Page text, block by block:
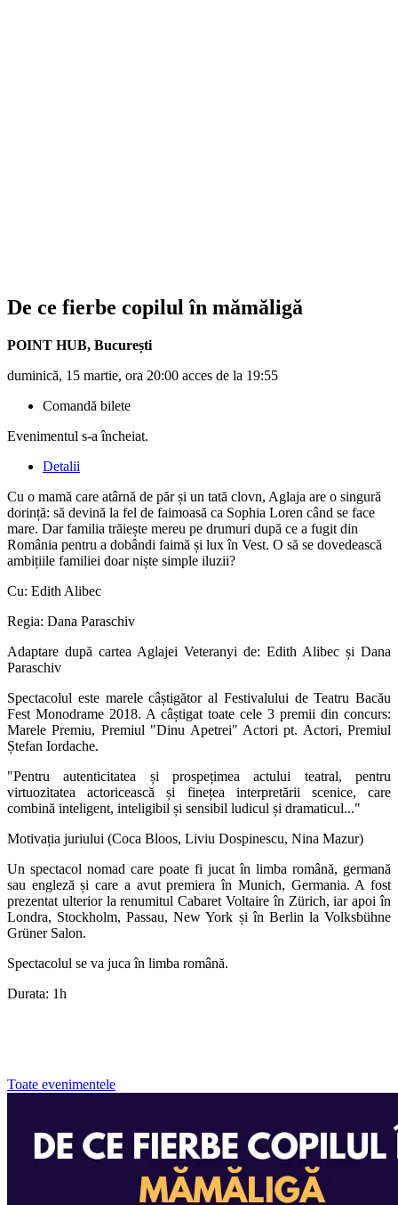
De ce fierbe copilul în mămăligă
POINT HUB, București
duminică, 15 martie, ora 20:00 acces de la 19:55
Comandă bilete
Evenimentul s-a încheiat.
Detalii
Cu o mamă care atârnă de păr și un tată clovn, Aglaja are o singură
dorință: să devină la fel de faimoasă ca Sophia Loren când se face
mare. Dar familia trăiește mereu pe drumuri după ce a fugit din
România pentru a dobândi faimă și lux în Vest. O să se dovedească
ambițiile familiei doar niște simple iluzii?
Cu: Edith Alibec
Regia: Dana Paraschiv
Adaptare după cartea Aglajei Veteranyi de: Edith Alibec și Dana
Paraschiv
Spectacolul este marele câștigător al Festivalului de Teatru Bacău
Fest Monodrame 2018. A câștigat toate cele 3 premii din concurs:
Marele Premiu, Premiul "Dinu Apetrei" Actori pt. Actori, Premiul
Ștefan Iordache.
"Pentru autenticitatea și prospețimea actului teatral, pentru
virtuozitatea actoricească și finețea interpretării scenice, care
combină inteligent, inteligibil și sensibil ludicul și dramaticul..."
Motivația juriului (Coca Bloos, Liviu Dospinescu, Nina Mazur)
Un spectacol nomad care poate fi jucat în limba română, germană
sau engleză și care a avut premiera în Munich, Germania. A fost
prezentat ulterior la renumitul Cabaret Voltaire în Zürich, iar apoi în
Londra, Stockholm, Passau, New York și în Berlin la Volksbühne
Grüner Salon.
Spectacolul se va juca în limba română.
Durata: 1h
Toate evenimentele